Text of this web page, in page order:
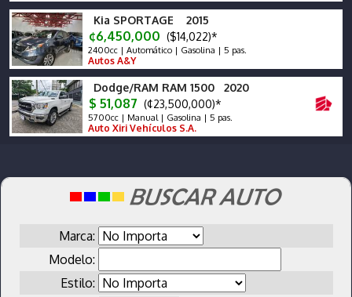
Kia SPORTAGE 2015
¢6,450,000 ($14,022)*
2400cc | Automático | Gasolina | 5 pas.
Autos A&Y
Dodge/RAM RAM 1500 2020
$ 51,087 (¢23,500,000)*
5700cc | Manual | Gasolina | 5 pas.
Auto Xiri Vehículos S.A.
Marca:
Modelo:
Estilo: